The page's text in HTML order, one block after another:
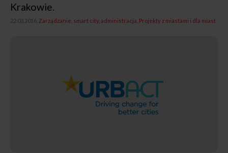
Krakowie.
22.03.2016, Zarządzanie, smart city, administracja Projekty z miastami i dla miast